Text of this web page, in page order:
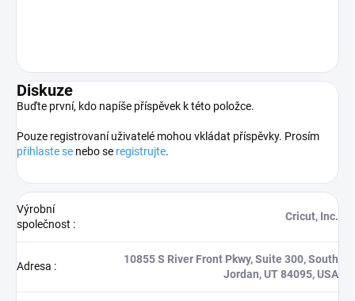
Diskuze
Buďte první, kdo napíše příspěvek k této položce.
Pouze registrovaní uživatelé mohou vkládat příspěvky. Prosím
přihlaste se nebo se registrujte.
Výrobní
společnost :
Cricut, Inc.
Adresa :
10855 S River Front Pkwy, Suite 300, South
Jordan, UT 84095, USA